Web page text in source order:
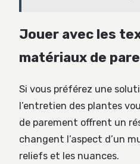
Jouer avec les
matériaux de
Si vous préférez une
l’entretien des plantes
de parement offrent un
changent l’aspect d’un
reliefs et les nuances.